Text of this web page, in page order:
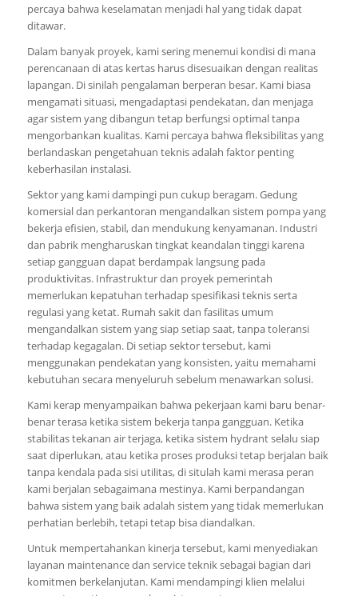
percaya bahwa keselamatan menjadi hal yang tidak dapat
ditawar.
Dalam banyak proyek, kami sering menemui kondisi di mana
perencanaan di atas kertas harus disesuaikan dengan realitas
lapangan. Di sinilah pengalaman berperan besar. Kami biasa
mengamati situasi, mengadaptasi pendekatan, dan menjaga
agar sistem yang dibangun tetap berfungsi optimal tanpa
mengorbankan kualitas. Kami percaya bahwa fleksibilitas yang
berlandaskan pengetahuan teknis adalah faktor penting
keberhasilan instalasi.
Sektor yang kami dampingi pun cukup beragam. Gedung
komersial dan perkantoran mengandalkan sistem pompa yang
bekerja efisien, stabil, dan mendukung kenyamanan. Industri
dan pabrik mengharuskan tingkat keandalan tinggi karena
setiap gangguan dapat berdampak langsung pada
produktivitas. Infrastruktur dan proyek pemerintah
memerlukan kepatuhan terhadap spesifikasi teknis serta
regulasi yang ketat. Rumah sakit dan fasilitas umum
mengandalkan sistem yang siap setiap saat, tanpa toleransi
terhadap kegagalan. Di setiap sektor tersebut, kami
menggunakan pendekatan yang konsisten, yaitu memahami
kebutuhan secara menyeluruh sebelum menawarkan solusi.
Kami kerap menyampaikan bahwa pekerjaan kami baru benar-
benar terasa ketika sistem bekerja tanpa gangguan. Ketika
stabilitas tekanan air terjaga, ketika sistem hydrant selalu siap
saat diperlukan, atau ketika proses produksi tetap berjalan baik
tanpa kendala pada sisi utilitas, di situlah kami merasa peran
kami berjalan sebagaimana mestinya. Kami berpandangan
bahwa sistem yang baik adalah sistem yang tidak memerlukan
perhatian berlebih, tetapi tetap bisa diandalkan.
Untuk mempertahankan kinerja tersebut, kami menyediakan
layanan maintenance dan service teknik sebagai bagian dari
komitmen berkelanjutan. Kami mendampingi klien melalui